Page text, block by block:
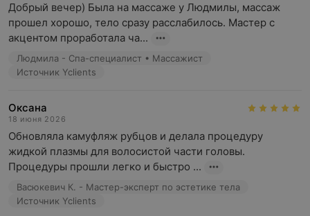
Добрый вечер) Была на массаже у Людмилы, массаж
прошел хорошо, тело сразу расслабилось. Мастер с
акцентом проработала ча...
Людмила - Спа-специалист • Массажист
Источник Yclients
Оксана
18 июня 2026
Обновляла камуфляж рубцов и делала процедуру
жидкой плазмы для волосистой части головы.
Процедуры прошли легко и быстро ...
Васюкевич К. - Мастер-эксперт по эстетике тела
Источник Yclients